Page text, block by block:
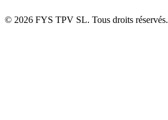
© 2026 FYS TPV SL. Tous droits réservés.